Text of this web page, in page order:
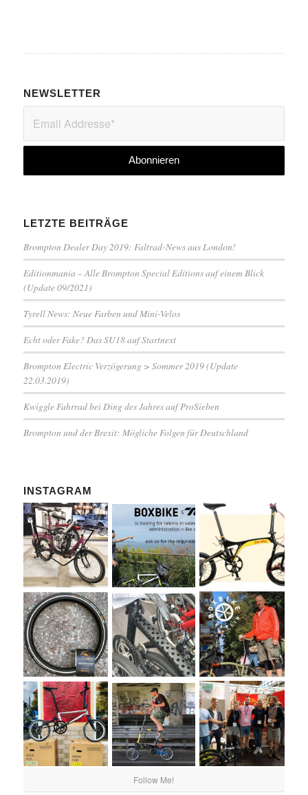
NEWSLETTER
LETZTE BEITRÄGE
Brompton Dealer Day 2019: Faltrad-News aus London!
Editionmania – Alle Brompton Special Editions auf einem Blick
(Update 09/2021)
Tyrell News: Neue Farben und Mini-Velos
Echt oder Fake? Das SU18 auf Startnext
Brompton Electric Verzögerung > Sommer 2019 (Update
22.03.2019)
Kwiggle Fahrrad bei Ding des Jahres auf ProSieben
Brompton und der Brexit: Mögliche Folgen für Deutschland
INSTAGRAM
Follow Me!